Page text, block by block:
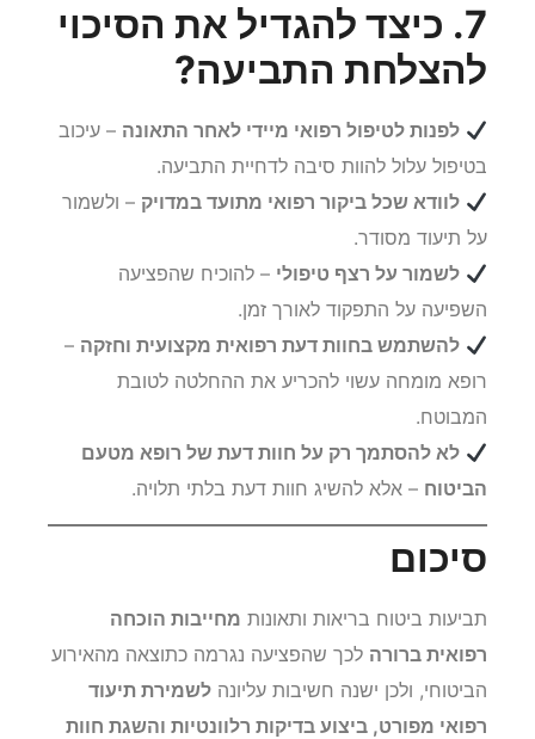
7. כיצד להגדיל את הסיכוי
להצלחת התביעה?
לפנות לטיפול רפואי מיידי לאחר התאונה – עיכוב
בטיפול עלול להוות סיבה לדחיית התביעה.
לוודא שכל ביקור רפואי מתועד במדויק – ולשמור
על תיעוד מסודר.
לשמור על רצף טיפולי – להוכיח שהפציעה
השפיעה על התפקוד לאורך זמן.
להשתמש בחוות דעת רפואית מקצועית וחזקה –
רופא מומחה עשוי להכריע את ההחלטה לטובת
המבוטח.
לא להסתמך רק על חוות דעת של רופא מטעם
הביטוח – אלא להשיג חוות דעת בלתי תלויה.
סיכום
תביעות ביטוח בריאות ותאונות מחייבות הוכחה
רפואית ברורה לכך שהפציעה נגרמה כתוצאה מהאירוע
הביטוחי, ולכן ישנה חשיבות עליונה לשמירת תיעוד
רפואי מפורט, ביצוע בדיקות רלוונטיות והשגת חוות